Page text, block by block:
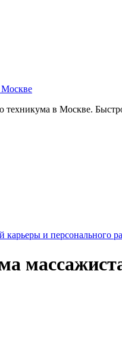
Москве
в Москве.
и персонального